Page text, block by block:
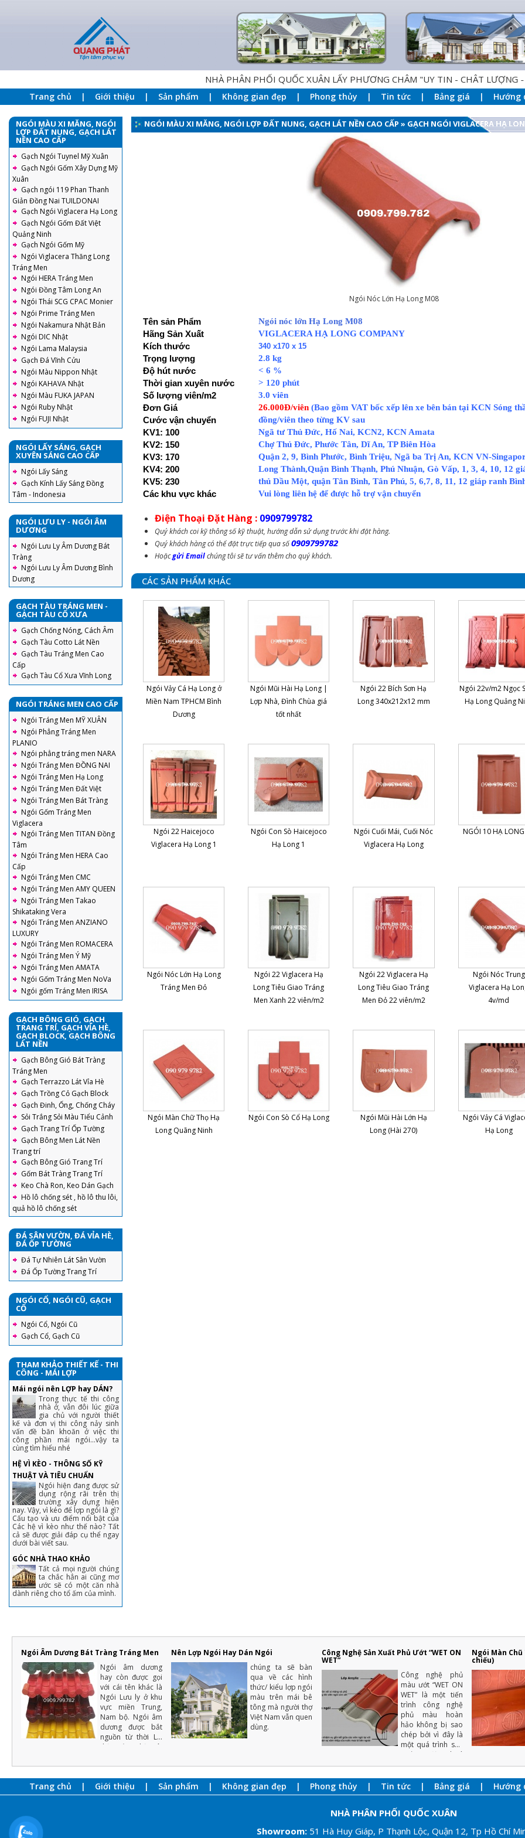
NHÀ PHÂN PHỐI QUỐC XUÂN LẤY PHƯƠNG CHÂM "UY TIN - CHÂT LƯỢNG -
Trang chủ Giới thiệu Sản phẩm Không gian đẹp Phong thủy Tin tức Bảng giá Hướng
NGÓI MÀU XI MĂNG, NGÓI
LỢP ĐẤT NUNG, GẠCH LÁT
NỀN CAO CẤP
Gạch Ngói Tuynel Mỹ Xuân
Gạch Ngói Gốm Xây Dựng Mỹ
Xuân
Gạch ngói 119 Phan Thanh
Giản Đồng Nai TUILDONAI
Gạch Ngói Viglacera Hạ Long
Gạch Ngói Gốm Đất Việt
Quảng Ninh
Gạch Ngói Gốm Mỹ
Ngói Viglacera Thăng Long
Tráng Men
Ngói HERA Tráng Men
Ngói Đồng Tâm Long An
Ngói Thái SCG CPAC Monier
Ngói Prime Tráng Men
Ngói Nakamura Nhật Bản
Ngói DIC Nhật
Ngói Lama Malaysia
Gạch Đá Vĩnh Cửu
Ngói Màu Nippon Nhật
Ngói KAHAVA Nhật
Ngói Màu FUKA JAPAN
Ngói Ruby Nhật
Ngói FUJI Nhật
NGÓI LẤY SÁNG, GẠCH
XUYÊN SÁNG CAO CẤP
Ngói Lấy Sáng
Gạch Kính Lấy Sáng Đồng
Tâm - Indonesia
NGÓI LƯU LY - NGÓI ÂM
DƯƠNG
Ngói Lưu Ly Âm Dương Bát
Tràng
Ngói Lưu Ly Âm Dương Bình
Dương
GẠCH TÀU TRÁNG MEN -
GẠCH TÀU CỔ XƯA
Gạch Chống Nóng, Cách Âm
Gạch Tàu Cotto Lát Nền
Gạch Tàu Tráng Men Cao
Cấp
Gạch Tàu Cổ Xưa Vĩnh Long
NGÓI TRÁNG MEN CAO CẤP
Ngói Tráng Men MỸ XUÂN
Ngói Phẳng Tráng Men
PLANIO
Ngói phẳng tráng men NARA
Ngói Tráng Men ĐỒNG NAI
Ngói Tráng Men Hạ Long
Ngói Tráng Men Đất Việt
Ngói Tráng Men Bát Tràng
Ngói Gốm Tráng Men
Viglacera
Ngói Tráng Men TITAN Đồng
Tâm
Ngói Tráng Men HERA Cao
Cấp
Ngói Tráng Men CMC
Ngói Tráng Men AMY QUEEN
Ngói Tráng Men Takao
Shikataking Vera
Ngói Tráng Men ANZIANO
LUXURY
Ngói Tráng Men ROMACERA
Ngói Tráng Men Ý Mỹ
Ngói Tráng Men AMATA
Ngói Gốm Tráng Men NoVa
Ngói gốm Tráng Men IRISA
GẠCH BÔNG GIÓ, GẠCH
TRANG TRÍ, GẠCH VỈA HÈ,
GẠCH BLOCK, GẠCH BÔNG
LÁT NỀN
Gạch Bông Gió Bát Tràng
Tráng Men
Gạch Terrazzo Lát Vỉa Hè
Gạch Trồng Cỏ Gạch Block
Gạch Đinh, Ống, Chống Cháy
Sỏi Trắng Sỏi Màu Tiểu Cảnh
Gạch Trang Trí Ốp Tường
Gạch Bông Men Lát Nền
Trang trí
Gạch Bông Gió Trang Trí
Gốm Bát Tràng Trang Trí
Keo Chà Ron, Keo Dán Gạch
Hồ lô chống sét , hồ lô thu lôi,
quả hồ lô chống sét
ĐÁ SÂN VƯỜN, ĐÁ VỈA HÈ,
ĐÁ ỐP TƯỜNG
Đá Tự Nhiên Lát Sân Vườn
Đá Ốp Tường Trang Trí
NGÓI CỔ, NGÓI CŨ, GẠCH
CỔ
Ngói Cổ, Ngói Cũ
Gạch Cổ, Gạch Cũ
THAM KHẢO THIẾT KẾ - THI
CÔNG - MÁI LỢP
Mái ngói nên LỢP hay DÁN?
Trong thực tế thi công
nhà ở, vẫn đôi lúc giữa
gia chủ với người thiết
kế và đơn vị thi công nảy sinh
vấn đề băn khoăn ở việc thi
công phần mái ngói...vậy ta
cùng tìm hiểu nhé
HỆ VÌ KÈO - THÔNG SỐ KỸ
THUẬT VÀ TIÊU CHUẨN
Ngói hiện đang được sử
dụng rộng rãi trên thị
trường xây dựng hiện
nay. Vậy, vì kéo để lợp ngói là gì?
Cấu tạo và ưu điểm nổi bật của
Các hệ vì kèo như thế nào? Tất
cả sẽ được giải đáp cụ thể ngay
dưới bài viết sau.
GÓC NHÀ THAO KHẢO
Tất cả mọi người chúng
ta chắc hẳn ai cũng mơ
ước sẽ có một căn nhà
dành riêng cho tổ ấm của mình.
NGÓI MÀU XI MĂNG, NGÓI LỢP ĐẤT NUNG, GẠCH LÁT NỀN CAO CẤP » GẠCH NGÓI VIGLACERA HẠ
Ngói Nóc Lớn Hạ Long M08
Tên sản Phẩm Ngói nóc lớn Hạ Long M08
Hãng Sản Xuất VIGLACERA HẠ LONG COMPANY
Kích thước 340 x170 x 15
Trọng lượng 2.8 kg
Độ hút nước < 6 %
Thời gian xuyên nước > 120 phút
Số lượng viên/m2 3.0 viên
Đơn Giá 26.000Đ/viên (Bao gồm VAT bốc xếp lên xe bên bán tại KCN Sóng
Cước vận chuyển đồng/viên theo từng KV sau
KV1: 100 Ngã tư Thủ Đức, Hố Nai, KCN2, KCN Amata
KV2: 150 Chợ Thủ Đức, Phước Tân, Dĩ An, TP Biên Hòa
KV3: 170 Quận 2, 9, Bình Phước, Bình Triệu, Ngã ba Trị An, KCN VN-
KV4: 200 Long Thành,Quận Bình Thạnh, Phú Nhuận, Gò Vấp, 1, 3, 4, 10, 12
KV5: 230 thủ Dầu Một, quận Tân Bình, Tân Phú, 5, 6,7, 8, 11, 12 giáp ranh
Các khu vực khác Vui lòng liên hệ để được hỗ trợ vận chuyển
Điện Thoại Đặt Hàng : 0909799782
Quý khách coi kỹ thông số kỹ thuật, hướng dẫn sử dụng trước khi đặt hàng.
Quý khách hàng có thể đặt trực tiếp qua số0909799782
Hoặcgửi Emailchúng tôi sẽ tư vấn thêm cho quý khách.
CÁC SẢN PHẨM KHÁC
Ngói Vảy Cá Hạ Long ở
Miền Nam TPHCM Bình
Dương
Ngói Mũi Hài Hạ Long |
Lợp Nhà, Đình Chùa giá
tốt nhất
Ngói 22 Bích Sơn Hạ
Long 340x212x12 mm
Ngói 22v/m2 Ngọc
Hạ Long Quảng
Ngói 22 Haicejoco
Viglacera Hạ Long 1
Ngói Con Sò Haicejoco
Hạ Long 1
Ngói Cuối Mái, Cuối Nóc
Viglacera Hạ Long
NGÓI 10 HẠ LONG
Ngói Nóc Lớn Hạ Long
Tráng Men Đỏ
Ngói 22 Viglacera Hạ
Long Tiêu Giao Tráng
Men Xanh 22 viên/m2
Ngói 22 Viglacera Hạ
Long Tiêu Giao Tráng
Men Đỏ 22 viên/m2
Ngói Nóc Trung
Viglacera Hạ
4v/md
Ngói Màn Chữ Thọ Hạ
Long Quãng Ninh
Ngói Con Sò Cổ Hạ Long
Ngói Mũi Hài Lớn Hạ
Long (Hài 270)
Ngói Vảy Cá
Hạ Long
Ngói Âm Dương Bát Tràng Tráng Men
Ngói âm dương
hay còn được gọi
với cái tên khác là
Ngói Lưu ly ở khu
vực miền Trung,
Nam bộ. Ngói âm
dương được bắt
nguồn từ thời Lý,
thời Trần, thời Lê,
nhiều tại đình
chùa, lăng tẩm,
hoàng cung ..v.v..
Nên Lợp Ngói Hay Dán Ngói
chúng ta sẽ bàn
qua về các hình
thức/ kiểu lợp ngói
màu trên mái bê
tông mà người thợ
Việt Nam vẫn quen
dùng.
Công Nghệ Sản Xuất Phủ Ướt “WET ON
WET”
Công nghệ phủ
màu ướt “WET ON
WET” là một tiến
trình công nghệ
phủ màu hoàn
hảo không bị sao
chép bởi vì đây là
một quá trình sản
xuất tự động hoá
cao với nhiều năm
Ngói Màn
chiếu)
Trang chủ Giới thiệu Sản phẩm Không gian đẹp Phong thủy Tin tức Bảng giá Hướng
NHÀ PHÂN PHỐI QUỐC XUÂN
Showroom:51 Hà Huy Giáp, P Thạnh Lộc, Quận 12, Tp Hồ Chí